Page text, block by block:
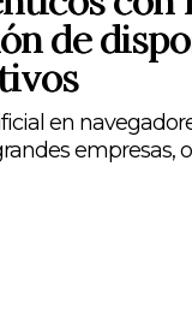
de
en
empresas,